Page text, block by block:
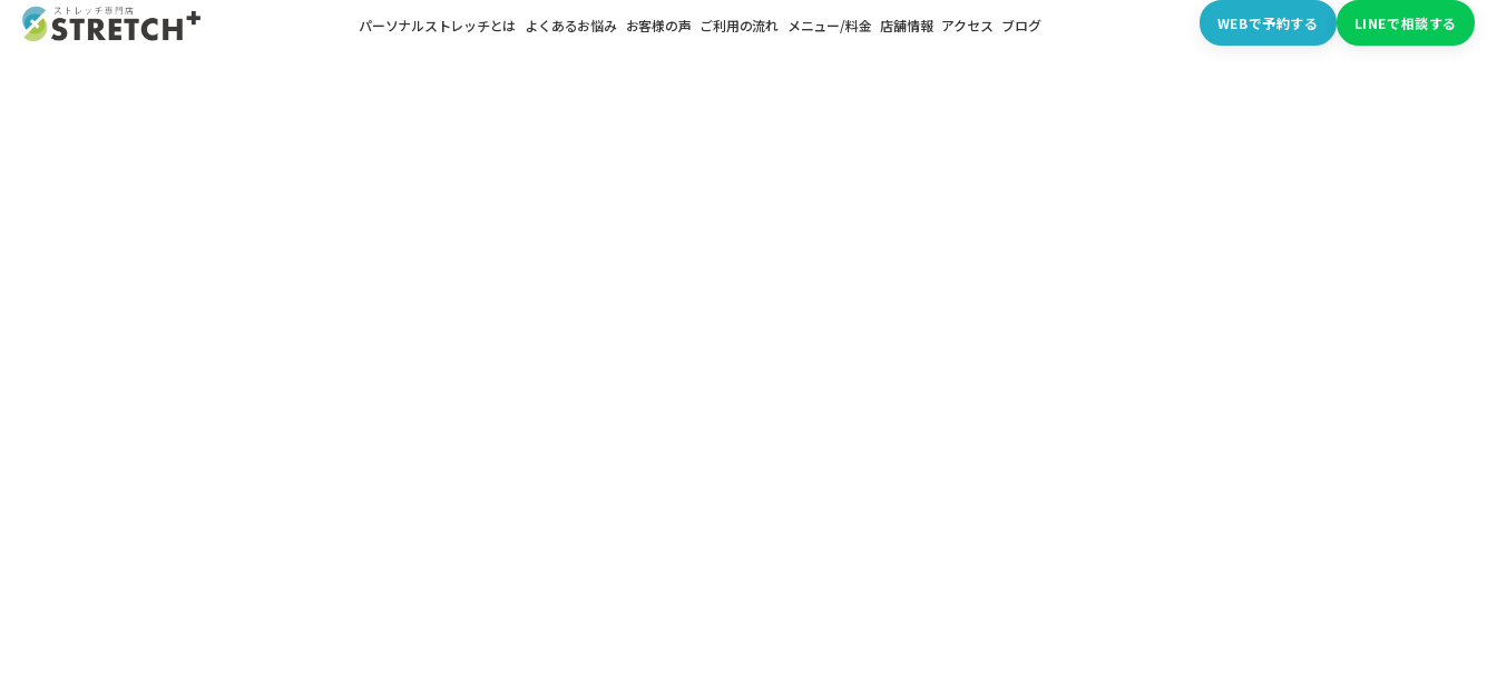
パーソナルストレッチとは よくあるお悩み お客様の声 ご利用の流れ メニュー/料金 店舗情報 アクセス ブログ WEBで予約する LINEで相談する